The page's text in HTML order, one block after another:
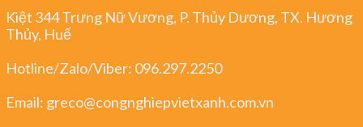
Kiệt 344 Trưng Nữ Vương, P. Thủy Dương, TX. Hương
Thủy, Huế
Hotline/Zalo/Viber: 096.297.2250
Email: greco@congnghiepvietxanh.com.vn